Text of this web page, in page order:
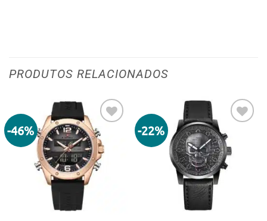
PRODUTOS RELACIONADOS
-46%
Adicionar
aos meus
desejos
-22%
Adicionar
aos meus
desejos